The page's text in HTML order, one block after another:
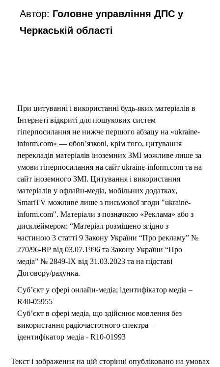
Автор: Головне управління ДПС у
Черкаській області
При цитуванні і використанні будь-яких матеріалів в
Інтернеті відкриті для пошукових систем
гіперпосилання не нижче першого абзацу на «ukraine-
inform.com» — обов’язкові, крім того, цитування
перекладів матеріалів іноземних ЗМІ можливе лише за
умови гіперпосилання на сайт ukraine-inform.com та на
сайт іноземного ЗМІ. Цитування і використання
матеріалів у офлайн-медіа, мобільних додатках,
SmartTV можливе лише з письмової згоди "ukraine-
inform.com". Матеріали з позначкою «Реклама» або з
дисклеймером: “Матеріал розміщено згідно з
частиною 3 статті 9 Закону України “Про рекламу” №
270/96-ВР від 03.07.1996 та Закону України “Про
медіа” № 2849-IX від 31.03.2023 та на підставі
Договору/рахунка.
Суб’єкт у сфері онлайн-медіа; ідентифікатор медіа –
R40-05955
Суб’єкт в сфері медіа, що здійснює мовлення без
використання радіочастотного спектра –
ідентифікатор медіа - R10-01993
Текст і зображення на цій сторінці опубліковано на умовах